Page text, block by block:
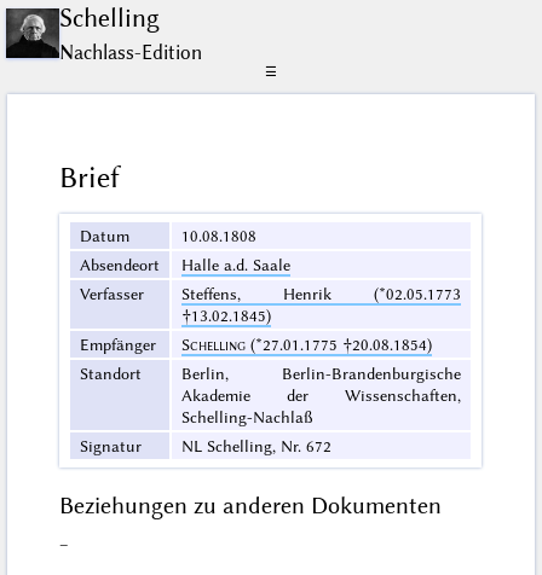
Schelling
Nachlass-Edition
☰
Brief
Datum
10.08.1808
Absendeort
Halle a.d. Saale
Verfasser
Steffens, Henrik (*02.05.1773
†13.02.1845)
Empfänger
Schelling (*27.01.1775 †20.08.1854)
Standort
Berlin, Berlin-Brandenburgische
Akademie der Wissenschaften,
Schelling-Nachlaß
Signatur
NL Schelling, Nr. 672
Beziehungen zu anderen Dokumenten
–